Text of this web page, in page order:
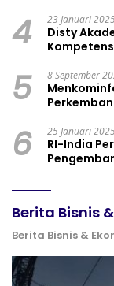
4 23 Januari
Disty
5 8 September
6 25 Januari
RI-India
Berita Bisnis
Berita Bisnis &